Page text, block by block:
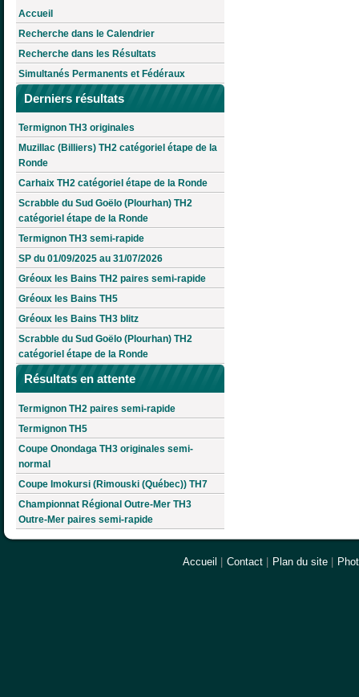
Accueil
Recherche dans le Calendrier
Recherche dans les Résultats
Simultanés Permanents et Fédéraux
Derniers résultats
Termignon TH3 originales
Muzillac (Billiers) TH2 catégoriel étape de la
Ronde
Carhaix TH2 catégoriel étape de la Ronde
Scrabble du Sud Goëlo (Plourhan) TH2
catégoriel étape de la Ronde
Termignon TH3 semi-rapide
SP du 01/09/2025 au 31/07/2026
Gréoux les Bains TH2 paires semi-rapide
Gréoux les Bains TH5
Gréoux les Bains TH3 blitz
Scrabble du Sud Goëlo (Plourhan) TH2
catégoriel étape de la Ronde
Résultats en attente
Termignon TH2 paires semi-rapide
Termignon TH5
Coupe Onondaga TH3 originales semi-
normal
Coupe Imokursi (Rimouski (Québec)) TH7
Championnat Régional Outre-Mer TH3
Outre-Mer paires semi-rapide
Accueil Contact Plan du site